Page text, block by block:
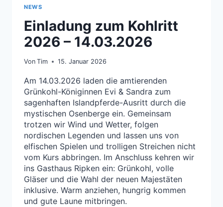
NEWS
Einladung zum Kohlritt
2026 – 14.03.2026
Von Tim 15. Januar 2026
Am 14.03.2026 laden die amtierenden
Grünkohl-Königinnen Evi & Sandra zum
sagenhaften Islandpferde-Ausritt durch die
mystischen Osenberge ein. Gemeinsam
trotzen wir Wind und Wetter, folgen
nordischen Legenden und lassen uns von
elfischen Spielen und trolligen Streichen nicht
vom Kurs abbringen. Im Anschluss kehren wir
ins Gasthaus Ripken ein: Grünkohl, volle
Gläser und die Wahl der neuen Majestäten
inklusive. Warm anziehen, hungrig kommen
und gute Laune mitbringen.